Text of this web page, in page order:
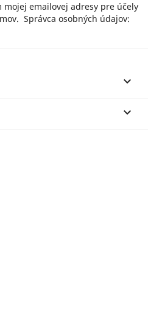
mojej emailovej adresy pre účely
Správca osobných údajov:

